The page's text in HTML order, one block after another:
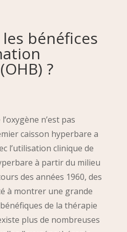
bénéfices
?
n’est pas
caisson hyperbare a
l’utilisation clinique de
à partir du milieu
des années 1960, des
à montrer une grande
de la thérapie
plus de nombreuses